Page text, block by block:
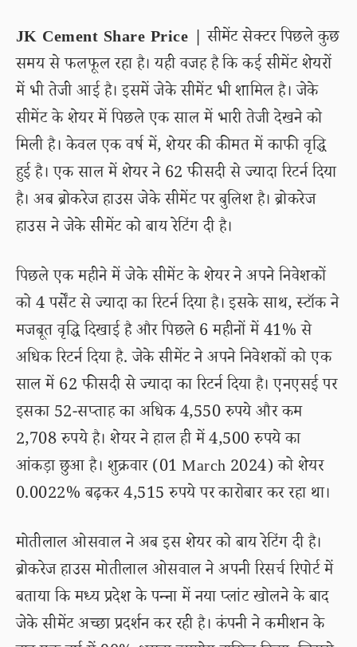
JK Cement Share Price | सीमेंट सेक्टर पिछले कुछ
समय से फलफूल रहा है। यही वजह है कि कई सीमेंट शेयरों
में भी तेजी आई है। इसमें जेके सीमेंट भी शामिल है। जेके
सीमेंट के शेयर में पिछले एक साल में भारी तेजी देखने को
मिली है। केवल एक वर्ष में, शेयर की कीमत में काफी वृद्धि
हुई है। एक साल में शेयर ने 62 फीसदी से ज्यादा रिटर्न दिया
है। अब ब्रोकरेज हाउस जेके सीमेंट पर बुलिश है। ब्रोकरेज
हाउस ने जेके सीमेंट को बाय रेटिंग दी है।
पिछले एक महीने में जेके सीमेंट के शेयर ने अपने निवेशकों
को 4 पर्सेंट से ज्यादा का रिटर्न दिया है। इसके साथ, स्टॉक ने
मजबूत वृद्धि दिखाई है और पिछले 6 महीनों में 41% से
अधिक रिटर्न दिया है. जेके सीमेंट ने अपने निवेशकों को एक
साल में 62 फीसदी से ज्यादा का रिटर्न दिया है। एनएसई पर
इसका 52-सप्ताह का अधिक 4,550 रुपये और कम
2,708 रुपये है। शेयर ने हाल ही में 4,500 रुपये का
आंकड़ा छुआ है। शुक्रवार (01 March 2024) को शेयर
0.0022% बढ़कर 4,515 रुपये पर कारोबार कर रहा था।
मोतीलाल ओसवाल ने अब इस शेयर को बाय रेटिंग दी है।
ब्रोकरेज हाउस मोतीलाल ओसवाल ने अपनी रिसर्च रिपोर्ट में
बताया कि मध्य प्रदेश के पन्ना में नया प्लांट खोलने के बाद
जेके सीमेंट अच्छा प्रदर्शन कर रही है। कंपनी ने कमीशन के